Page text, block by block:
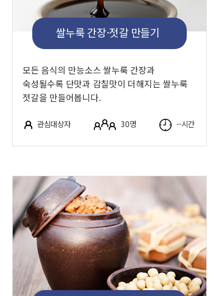
쌀누룩 간장·젓갈 만들기
모든 음식의 만능소스 쌀누룩 간장과
숙성될수록 단맛과 감칠맛이 더해지는 쌀누룩
젓갈을 만들어봅니다.
관심대상자 30명 --시간